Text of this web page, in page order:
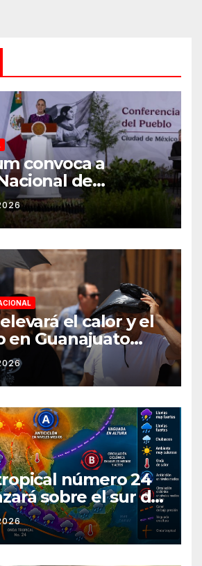
convoca a
de
el 9 de agosto
el calor y el
en Guanajuato
número 24
sobre el sur del